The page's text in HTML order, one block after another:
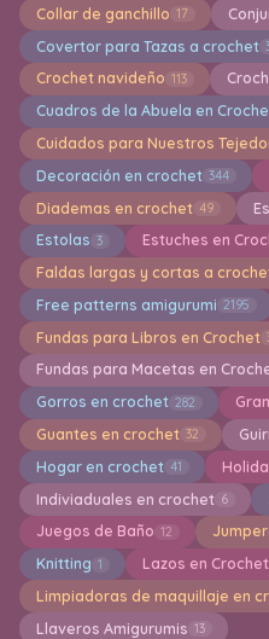
Collar de ganchillo 17
Covertor para Tazas a crochet
Crochet navideño 113
Cuadros de la Abuela en
Cuidados para Nuestros
Decoración en crochet 344
Diademas en crochet 49
Estolas 3 Estuches en
Faldas largas y cortas a
Free patterns amigurumi 2195
Fundas para Libros en Crochet
Fundas para Macetas en
Gorros en crochet 282
Guantes en crochet 32
Hogar en crochet 41
Indiviaduales en crochet 6
Juegos de Baño 12 Jumper
Knitting 1 Lazos en Crochet
Limpiadoras de maquillaje en
Llaveros Amigurumis 13